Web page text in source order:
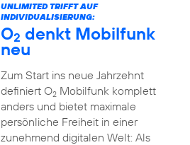
UNLIMITED TRIFFT AUF
INDIVIDUALISIERUNG:
O2 denkt Mobilfunk
neu
Zum Start ins neue Jahrzehnt
definiert O2Mobilfunk komplett
anders und bietet maximale
persönliche Freiheit in einer
zunehmend digitalen Welt: Als